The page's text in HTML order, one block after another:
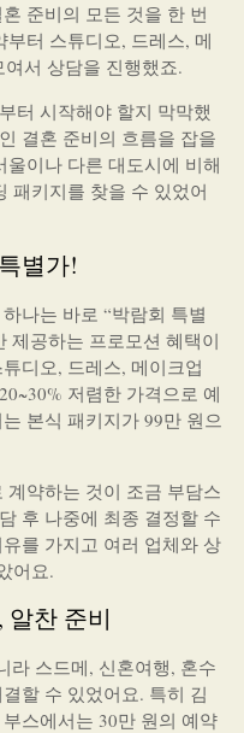
준비의 모든 것을 한 번
터 스튜디오, 드레스, 메
서 상담을 진행했죠.
터 시작해야 할지 막막했
결혼 준비의 흐름을 잡을
이나 다른 대도시에 비해
패키지를 찾을 수 있었어
별가!
나는 바로 “박람회 특별
제공하는 프로모션 혜택이
디오, 드레스, 메이크업
저렴한 가격으로 예
본식 패키지가 99만 원으
약하는 것이 조금 부담스
후 나중에 최종 결정할 수
를 가지고 여러 업체와 상
어요.
찬 준비
라 스드메, 신혼여행, 혼수
할 수 있었어요. 특히 김
스에서는 30만 원의 예약